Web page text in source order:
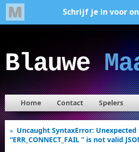
Blauwe
Home Contact Spelers
« Uncaught SyntaxError: Unexpected
“ERR_CONNECT_FAIL ” is not valid